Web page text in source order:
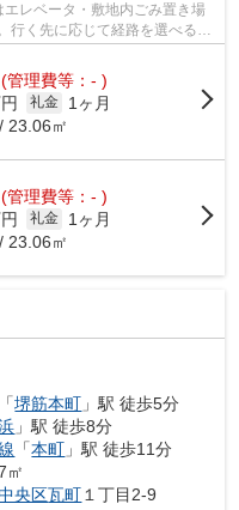
レベータ・敷地内ごみ置き場
行く先に応じて経路を選べる、
(管理費等：- )
礼金
1ヶ月
23.06㎡
(管理費等：- )
礼金
1ヶ月
23.06㎡
「堺筋本町 」駅 徒歩5分
」駅 徒歩8分
「本町 」駅 徒歩11分
㎡
央区瓦町 １丁目2-9